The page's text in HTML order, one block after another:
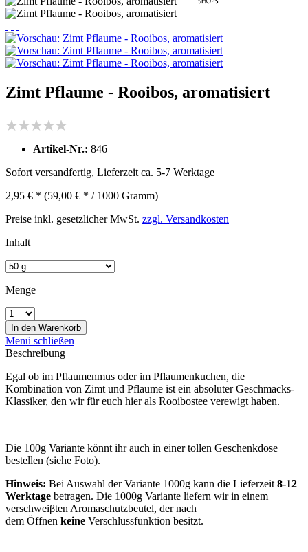
Zimt Pflaume - Rooibos, aromatisiert
Artikel-Nr.: 846
Sofort versandfertig, Lieferzeit ca. 5-7 Werktage
2,95 € * (59,00 € * / 1000 Gramm)
Preise inkl. gesetzlicher MwSt. zzgl. Versandkosten
Inhalt
Menge
In den Warenkorb
Menü schließen
Beschreibung
Egal ob im Pflaumenmus oder im Pflaumenkuchen, die
Kombination von Zimt und Pflaume ist ein absoluter Geschmacks-
Klassiker, den wir für euch hier als Rooibostee verewigt haben.
Die 100g Variante könnt ihr auch in einer tollen Geschenkdose
bestellen (siehe Foto).
Hinweis: Bei Auswahl der Variante 1000g kann die Lieferzeit 8-12
Werktage betragen. Die 1000g Variante liefern wir in einem
verschweiβten Aromaschutzbeutel, der nach
dem Öffnen keine Verschlussfunktion besitzt.